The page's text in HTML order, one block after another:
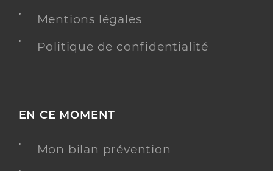
Mentions légales
Politique de confidentialité
EN CE MOMENT
Mon bilan prévention